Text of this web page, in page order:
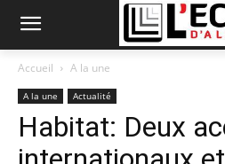
Accueil A la une
A la une Actualité
Habitat: Deux